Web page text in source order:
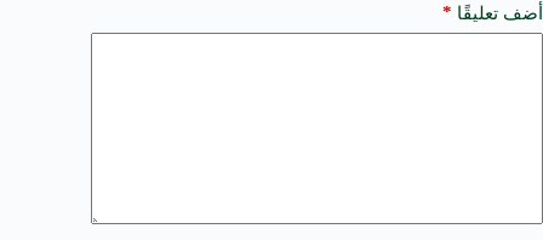
أضف تعليقًا *